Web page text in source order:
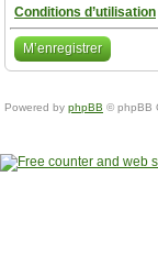
Conditions d’utilisation
M’enregistrer
Powered by phpBB © phpBB